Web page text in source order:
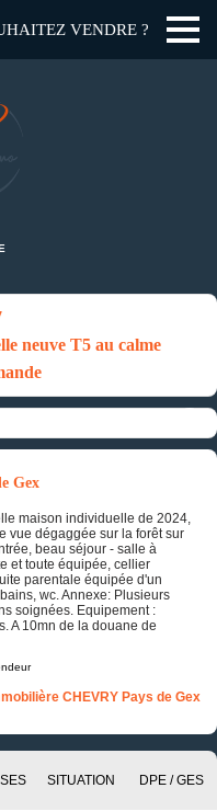
VENDRE ?
neuve T5 au calme
Gex
maison individuelle de 2024,
vue dégaggée sur la forêt sur
beau séjour - salle à
et toute équipée, cellier
parentale équipée d'un
wc. Annexe: Plusieurs
soignées. Equipement :
A 10mn de la douane de
CHEVRY Pays de Gex
SITUATION DPE / GES